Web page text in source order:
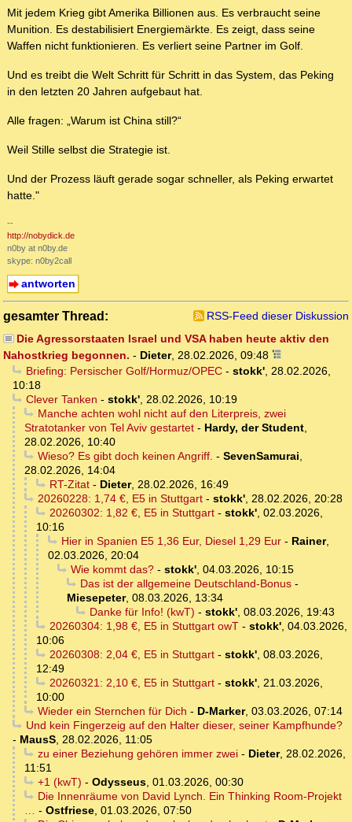
Mit jedem Krieg gibt Amerika Billionen aus. Es verbraucht seine
Munition. Es destabilisiert Energiemärkte. Es zeigt, dass seine
Waffen nicht funktionieren. Es verliert seine Partner im Golf.
Und es treibt die Welt Schritt für Schritt in das System, das Peking
in den letzten 20 Jahren aufgebaut hat.
Alle fragen: „Warum ist China still?“
Weil Stille selbst die Strategie ist.
Und der Prozess läuft gerade sogar schneller, als Peking erwartet
hatte."
--
http://nobydick.de
n0by at n0by.de
skype: n0by2call
antworten
gesamter Thread:
RSS-Feed dieser Diskussion
Die Agressorstaaten Israel und VSA haben heute aktiv den
Nahostkrieg begonnen. - Dieter, 28.02.2026, 09:48
Briefing: Persischer Golf/Hormuz/OPEC- stokk', 28.02.2026,
10:18
Clever Tanken - stokk', 28.02.2026, 10:19
Manche achten wohl nicht auf den Literpreis, zwei
Stratotanker von Tel Aviv gestartet - Hardy, der Student,
28.02.2026, 10:40
Wieso? Es gibt doch keinen Angriff. - SevenSamurai,
28.02.2026, 14:04
RT-Zitat- Dieter, 28.02.2026, 16:49
20260228: 1,74 €, E5 in Stuttgart- stokk', 28.02.2026, 20:28
20260302: 1,82 €, E5 in Stuttgart- stokk', 02.03.2026,
10:16
Hier in Spanien E5 1,36 Eur, Diesel 1,29 Eur- Rainer,
02.03.2026, 20:04
Wie kommt das?- stokk', 04.03.2026, 10:15
Das ist der allgemeine Deutschland-Bonus-
Miesepeter, 08.03.2026, 13:34
Danke für Info! (kwT) - stokk', 08.03.2026, 19:43
20260304: 1,98 €, E5 in Stuttgart owT- stokk', 04.03.2026,
10:06
20260308: 2,04 €, E5 in Stuttgart- stokk', 08.03.2026,
12:49
20260321: 2,10 €, E5 in Stuttgart- stokk', 21.03.2026,
10:00
Wieder ein Sternchen für Dich - D-Marker, 03.03.2026, 07:14
Und kein Fingerzeig auf den Halter dieser, seiner Kampfhunde?
- MausS, 28.02.2026, 11:05
zu einer Beziehung gehören immer zwei- Dieter, 28.02.2026,
11:51
+1 (kwT) - Odysseus, 01.03.2026, 00:30
Die Innenräume von David Lynch. Ein Thinking Room-Projekt
… - Ostfriese, 01.03.2026, 07:50